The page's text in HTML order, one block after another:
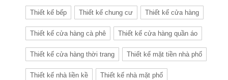
Thiết kế bếp Thiết kế chung cư Thiết kế cửa hàng
Thiết kế cửa hàng cà phê Thiết kế cửa hàng quần áo
Thiết kế cửa hàng thời trang Thiết kế mặt tiền nhà phố
Thiết kế nhà liền kề Thiết kế nhà mặt phố